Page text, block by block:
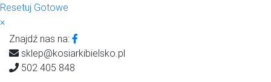
Resetuj Gotowe
×
Znajdź nas na:
sklep@kosiarkibielsko.pl
502 405 848